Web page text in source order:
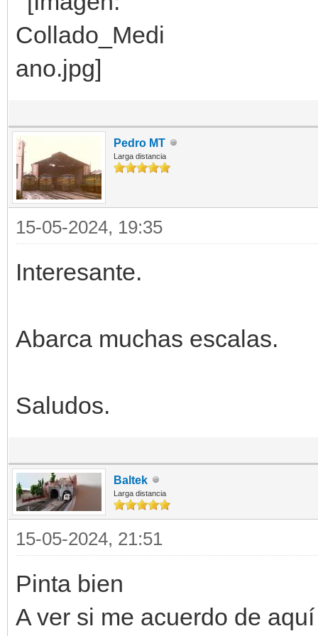
Pedro MT
Larga distancia
15-05-2024, 19:35
Interesante.
Abarca muchas escalas.
Saludos.
Baltek
Larga distancia
15-05-2024, 21:51
Pinta bien
A ver si me acuerdo de